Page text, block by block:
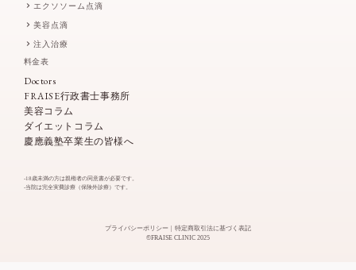
エクソソーム点滴
美容点滴
注入治療
料金表
Doctors
FRAISE行政書士事務所
美容コラム
ダイエットコラム
慶應義塾卒業生の皆様へ
-18歳未満の方は親権者の同意書が必要です。
-当院は完全実費診療（保険外診療）です。
プライバシーポリシー
特定商取引法に基づく表記
©FRAISE CLINIC 2025